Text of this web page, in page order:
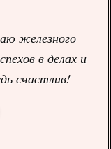
железного
в делах и
счастлив!